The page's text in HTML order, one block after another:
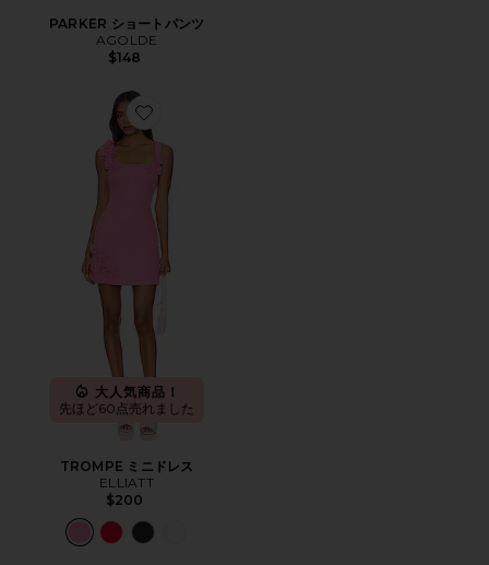
PARKER ショートパンツ
AGOLDE
$148
Favorite TROMPE ミニドレス
大人気商品！
先ほど60点売れました
TROMPE ミニドレス
ELLIATT
$200